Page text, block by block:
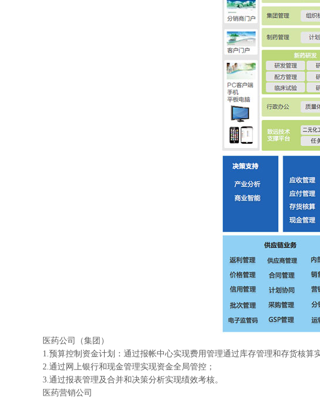
医药公司（集团）
1.预算控制资金计划：通过报帐中心实现费用管理通过库存管理和存货核算
2.通过网上银行和现金管理实现资金全局管控；
3.通过报表管理及合并和决策分析实现绩效考核。
医药营销公司